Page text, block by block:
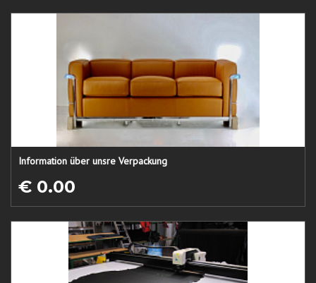
Information über unsre Verpackung
€ 0.00